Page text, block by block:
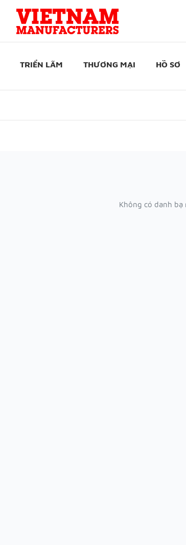
TRIỂN LÃM THƯƠNG MẠI HỒ SƠ
Không có danh bạ